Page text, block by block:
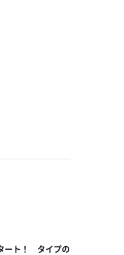
ート！ タイプの